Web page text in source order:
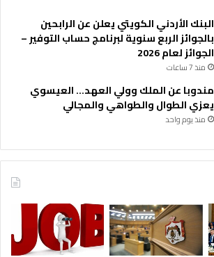
البنك الأردني الكويتي يعلن عن الرابحين
بالجوائز الربع سنوية لبرنامج حساب التوفير –
الجوائز لعام 2026
منذ 7 ساعات
مندوبا عن الملك وولي العهد… العيسوي
يعزي الطوال والطواهي والمجالي
منذ يوم واحد